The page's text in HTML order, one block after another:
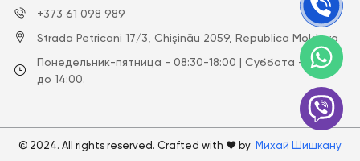
+373 61 098 989
Strada Petricani 17/3, Chişinău 2059, Republica Moldova
Понедельник-пятница - 08:30-18:00 | Суббота - с 9:00
до 14:00.
© 2024. All rights reserved. Crafted with ♥ by Михай Шишкану